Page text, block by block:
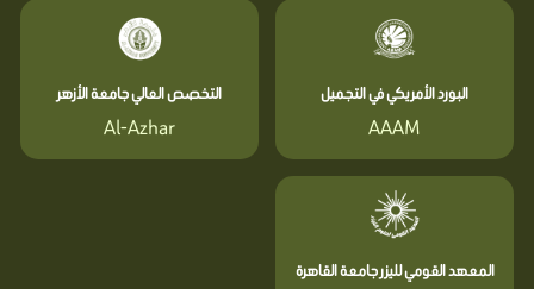
البورد الأمريكي في التجميل
AAAM
التخصص العالي جامعة الأزهر
Al-Azhar
المعهد القومي لليزر جامعة القاهرة